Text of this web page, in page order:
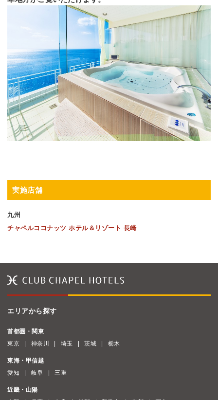
実施店舗
九州
チャペルココナッツ ホテル＆リゾート 長崎
エリアから探す
首都圏・関東
東京
神奈川 埼玉 茨城 栃木
東海・甲信越
愛知
岐阜 三重
近畿・山陽